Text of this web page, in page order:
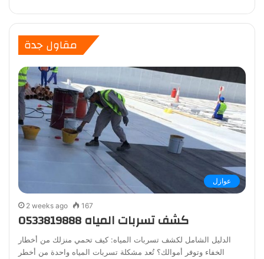
مقاول جدة
عوازل
2 weeks ago 167
كشف تسربات المياه 0533819888
الدليل الشامل لكشف تسربات المياه: كيف تحمي منزلك من أخطار
الخفاء وتوفر أموالك؟ تُعد مشكلة تسربات المياه واحدة من أخطر